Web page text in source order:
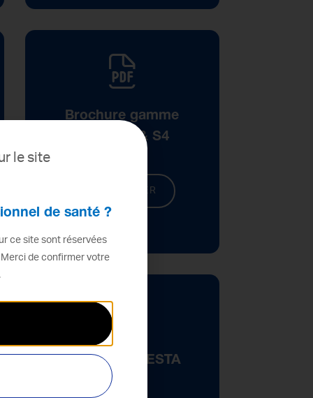
Brochure gamme
Eurus S1 & S4
CONSULTER
Brochure CLESTA
EURUS
le site
de santé ?
ce site sont réservées
de confirmer votre